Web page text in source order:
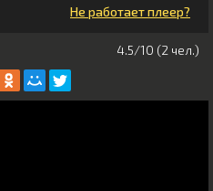
Не работает плеер?
4.5/10 (2 чeл.)